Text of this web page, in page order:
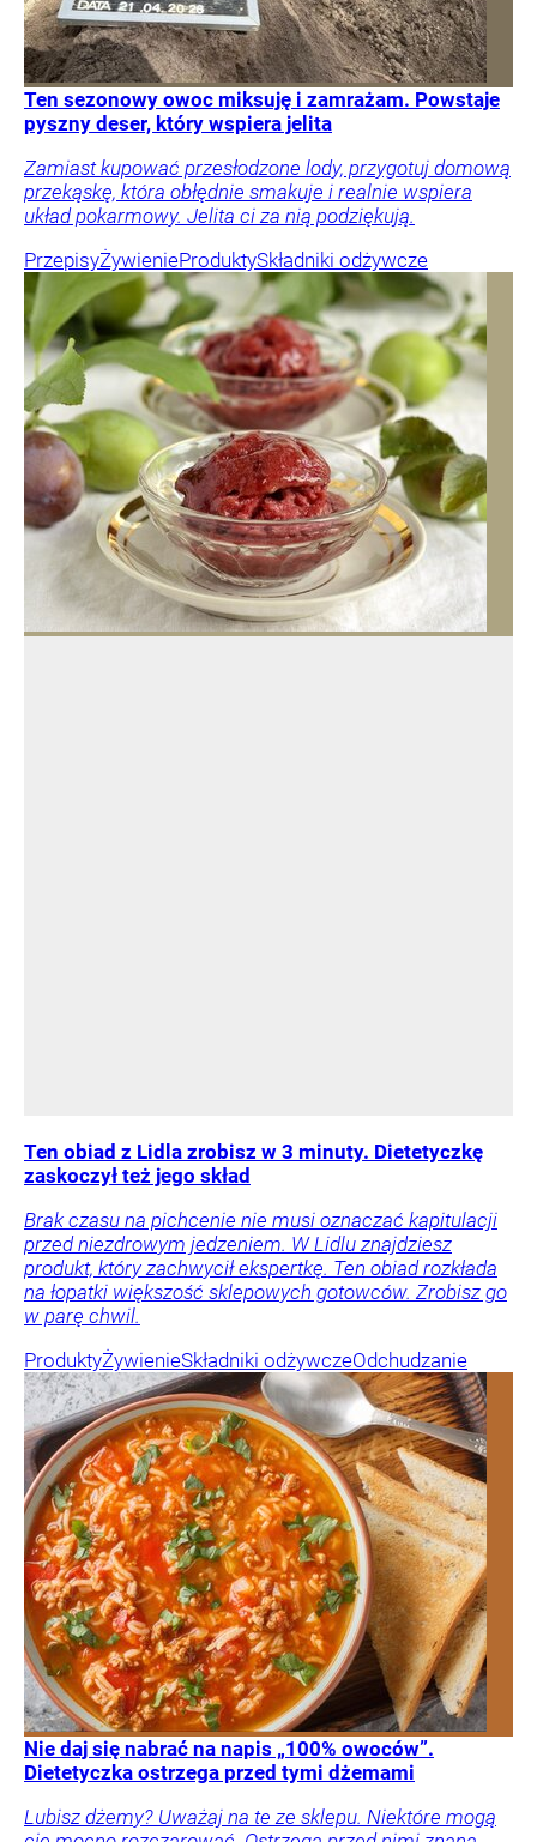
Ten sezonowy owoc miksuję i zamrażam. Powstaje
pyszny deser, który wspiera jelita
Zamiast kupować przesłodzone lody, przygotuj domową
przekąskę, która obłędnie smakuje i realnie wspiera
układ pokarmowy. Jelita ci za nią podziękują.
PrzepisyŻywienieProduktySkładniki odżywcze
Ten obiad z Lidla zrobisz w 3 minuty. Dietetyczkę
zaskoczył też jego skład
Brak czasu na pichcenie nie musi oznaczać kapitulacji
przed niezdrowym jedzeniem. W Lidlu znajdziesz
produkt, który zachwycił ekspertkę. Ten obiad rozkłada
na łopatki większość sklepowych gotowców. Zrobisz go
w parę chwil.
ProduktyŻywienieSkładniki odżywczeOdchudzanie
Nie daj się nabrać na napis „100% owoców”.
Dietetyczka ostrzega przed tymi dżemami
Lubisz dżemy? Uważaj na te ze sklepu. Niektóre mogą